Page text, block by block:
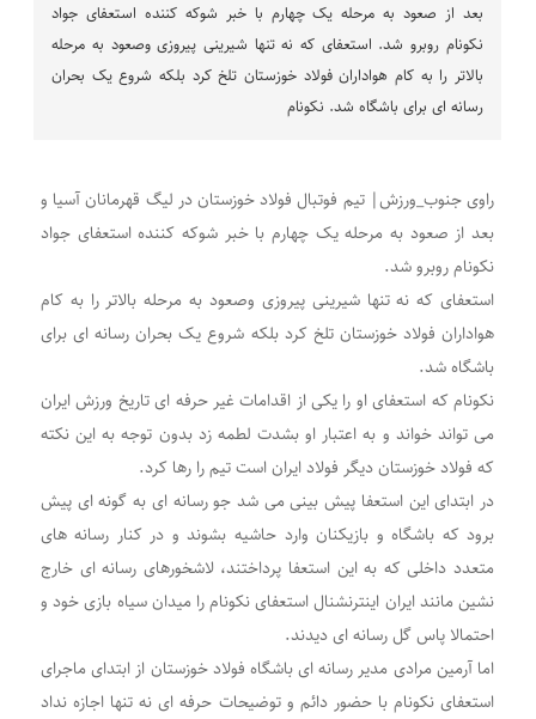
بعد از صعود به مرحله یک چهارم با خبر شوکه کننده استعفای جواد
نکونام روبرو شد. استعفای که نه تنها شیرینی پیروزی وصعود به مرحله
بالاتر را به کام هواداران فولاد خوزستان تلخ کرد بلکه شروع یک بحران
رسانه ای برای باشگاه شد. نکونام
راوی جنوب_ورزش| تیم فوتبال فولاد خوزستان در لیگ قهرمانان آسیا و
بعد از صعود به مرحله یک چهارم با خبر شوکه کننده استعفای جواد
نکونام روبرو شد.
استعفای که نه تنها شیرینی پیروزی وصعود به مرحله بالاتر را به کام
هواداران فولاد خوزستان تلخ کرد بلکه شروع یک بحران رسانه ای برای
باشگاه شد.
نکونام که استعفای او را یکی از اقدامات غیر حرفه ای تاریخ ورزش ایران
می تواند خواند و به اعتبار او بشدت لطمه زد بدون توجه به این نکته
که فولاد خوزستان دیگر فولاد ایران است تیم را رها کرد.
در ابتدای این استعفا پیش بینی می شد جو رسانه ای به گونه ای پیش
برود که باشگاه و بازیکنان وارد حاشیه بشوند و در کنار رسانه های
متعدد داخلی که به این استعفا پرداختند، لاشخورهای رسانه ای خارج
نشین مانند ایران اینترنشنال استعفای نکونام را میدان سیاه بازی خود و
احتمالا پاس گل رسانه ای دیدند.
اما آرمین مرادی مدیر رسانه ای باشگاه فولاد خوزستان از ابتدای ماجرای
استعفای نکونام با حضور دائم و توضیحات حرفه ای نه تنها اجازه نداد